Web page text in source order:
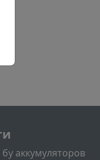
аккумуляторов